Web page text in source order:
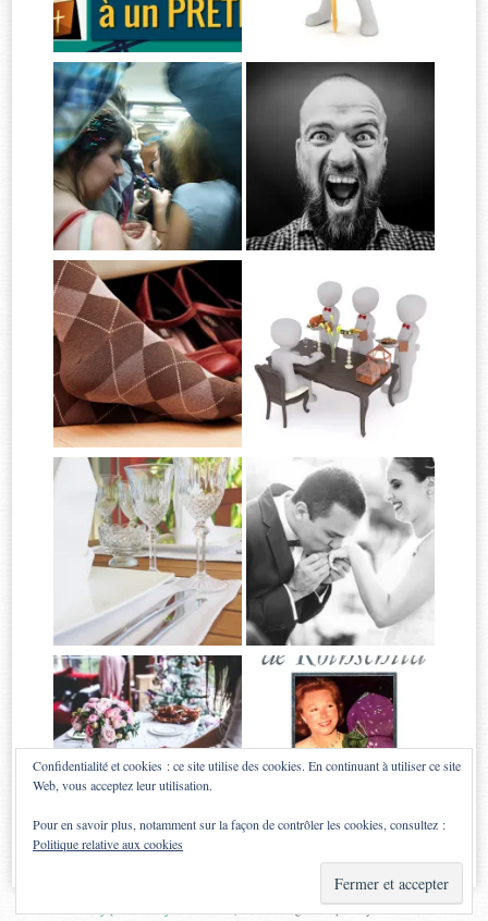
Theme: Sugar & Spice byWebTuts.
Confidentialité et cookies : ce site utilise des cookies. En continuant à utiliser ce site
Web, vous acceptez leur utilisation.
Pour en savoir plus, notamment sur la façon de contrôler les cookies, consultez :
Politique relative aux cookies